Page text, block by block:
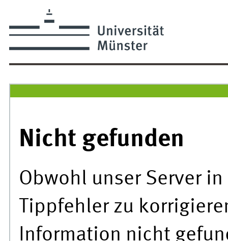
Nicht gefunden
Obwohl unser Server
Tippfehler zu
Information nicht